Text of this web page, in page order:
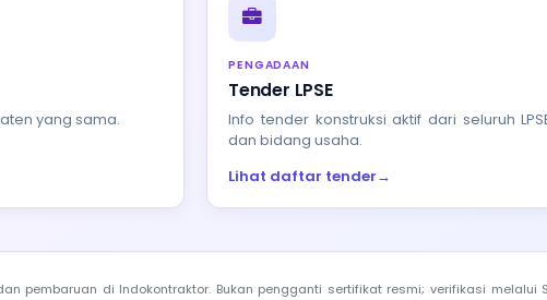
yang sama.
PENGADAAN
Tender LPSE
Info tender konstruksi aktif dari seluruh
dan bidang usaha.
Lihat daftar tender→
pembaruan di Indokontraktor. Bukan pengganti sertifikat resmi; verifikasi melalui